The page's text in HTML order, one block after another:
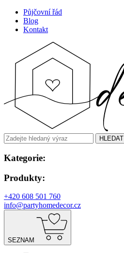
Půjčovní řád
Blog
Kontakt
HLEDAT
Kategorie:
Produkty:
+420 608 501 760
info@partyhomedecor.cz
SEZNAM